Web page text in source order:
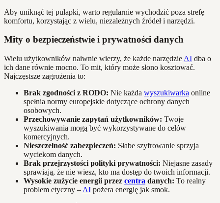
Aby uniknąć tej pułapki, warto regularnie wychodzić poza strefę
komfortu, korzystając z wielu, niezależnych źródeł i narzędzi.
Mity o bezpieczeństwie i prywatności danych
Wielu użytkowników naiwnie wierzy, że każde narzędzie AI dba o
ich dane równie mocno. To mit, który może słono kosztować.
Najczęstsze zagrożenia to:
Brak zgodności z RODO: Nie każda wyszukiwarka online
spełnia normy europejskie dotyczące ochrony danych
osobowych.
Przechowywanie zapytań użytkowników: Twoje
wyszukiwania mogą być wykorzystywane do celów
komercyjnych.
Nieszczelność zabezpieczeń: Słabe szyfrowanie sprzyja
wyciekom danych.
Brak przejrzystości polityki prywatności: Niejasne zasady
sprawiają, że nie wiesz, kto ma dostęp do twoich informacji.
Wysokie zużycie energii przez centra danych: To realny
problem etyczny – AI pożera energię jak smok.